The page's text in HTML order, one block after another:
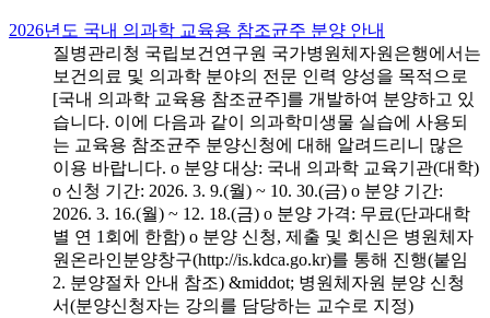
2026년도 국내 의과학 교육용 참조균주 분양 안내
질병관리청 국립보건연구원 국가병원체자원은행에서는
보건의료 및 의과학 분야의 전문 인력 양성을 목적으로
[국내 의과학 교육용 참조균주]를 개발하여 분양하고 있
습니다. 이에 다음과 같이 의과학미생물 실습에 사용되
는 교육용 참조균주 분양신청에 대해 알려드리니 많은
이용 바랍니다. o 분양 대상: 국내 의과학 교육기관(대학)
o 신청 기간: 2026. 3. 9.(월) ~ 10. 30.(금) o 분양 기간:
2026. 3. 16.(월) ~ 12. 18.(금) o 분양 가격: 무료(단과대학
별 연 1회에 한함) o 분양 신청, 제출 및 회신은 병원체자
원온라인분양창구(http://is.kdca.go.kr)를 통해 진행(붙임
2. 분양절차 안내 참조) &middot; 병원체자원 분양 신청
서(분양신청자는 강의를 담당하는 교수로 지정)